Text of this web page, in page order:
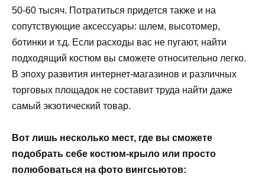
50-60 тысяч. Потратиться придется также и на
сопутствующие аксессуары: шлем, высотомер,
ботинки и т.д. Если расходы вас не пугают, найти
подходящий костюм вы сможете относительно легко.
В эпоху развития интернет-магазинов и различных
торговых площадок не составит труда найти даже
самый экзотический товар.
Вот лишь несколько мест, где вы сможете
подобрать себе костюм-крыло или просто
полюбоваться на фото вингсьютов: